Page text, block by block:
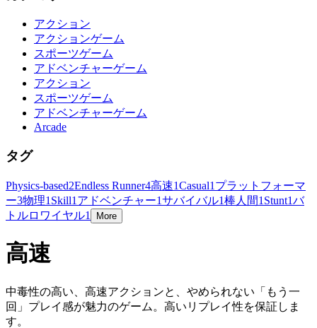
アクション
アクションゲーム
スポーツゲーム
アドベンチャーゲーム
アクション
スポーツゲーム
アドベンチャーゲーム
Arcade
タグ
Physics-based2Endless Runner4高速1Casual1 プラットフォーマ
ー3物理1 Skill1 アドベンチャー1サバイバル1棒人間1 Stunt1バ
トルロワイヤル1 More
高速
中毒性の高い、高速アクションと、やめられない「もう一
回」プレイ感が魅力のゲーム。高いリプレイ性を保証しま
す。